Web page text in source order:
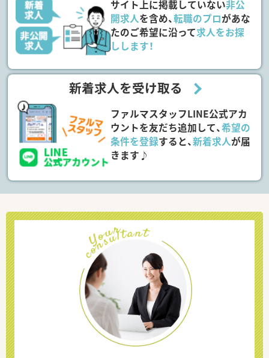
サイト上に掲載していない非公
開求人を含め、転職のプロがあな
たのご希望に沿って求人をお探
しします！
新着求人を受け取る
ファルマスタッフLINE公式アカ
ウントを友だち追加して、希望の
条件を登録すると、新着求人が届
きます♪